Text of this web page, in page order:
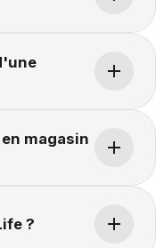
magasin
?